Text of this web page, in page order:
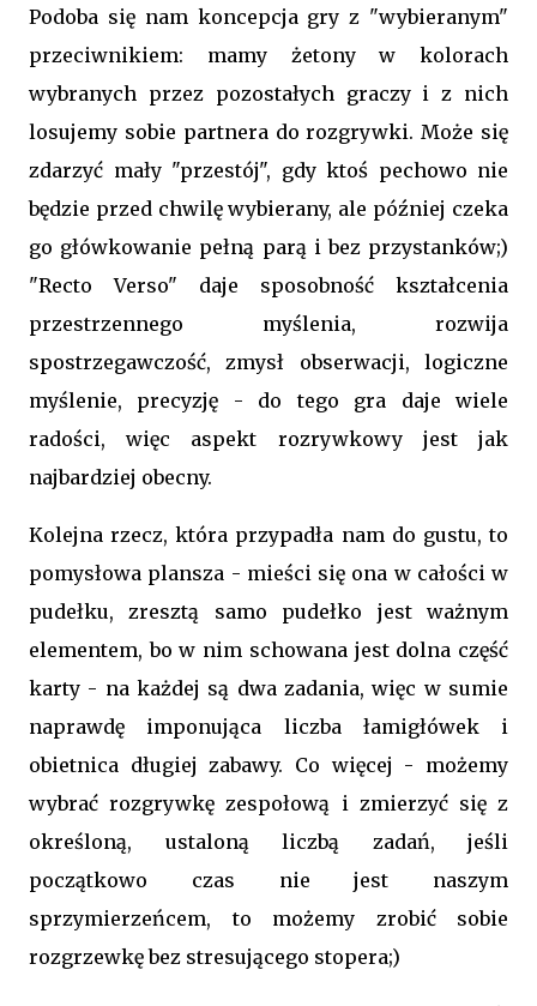
Podoba się nam koncepcja gry z "wybieranym"
przeciwnikiem: mamy żetony w kolorach
wybranych przez pozostałych graczy i z nich
losujemy sobie partnera do rozgrywki. Może się
zdarzyć mały "przestój", gdy ktoś pechowo nie
będzie przed chwilę wybierany, ale później czeka
go główkowanie pełną parą i bez przystanków;)
"Recto Verso" daje sposobność kształcenia
przestrzennego myślenia, rozwija
spostrzegawczość, zmysł obserwacji, logiczne
myślenie, precyzję - do tego gra daje wiele
radości, więc aspekt rozrywkowy jest jak
najbardziej obecny.
Kolejna rzecz, która przypadła nam do gustu, to
pomysłowa plansza - mieści się ona w całości w
pudełku, zresztą samo pudełko jest ważnym
elementem, bo w nim schowana jest dolna część
karty - na każdej są dwa zadania, więc w sumie
naprawdę imponująca liczba łamigłówek i
obietnica długiej zabawy. Co więcej - możemy
wybrać rozgrywkę zespołową i zmierzyć się z
określoną, ustaloną liczbą zadań, jeśli
początkowo czas nie jest naszym
sprzymierzeńcem, to możemy zrobić sobie
rozgrzewkę bez stresującego stopera;)